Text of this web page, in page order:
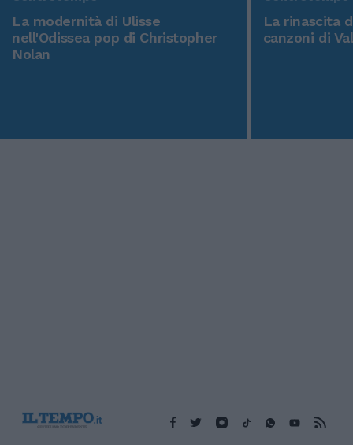
La modernità di Ulisse
nell'Odissea pop di Christopher
Nolan
La rinascita
canzoni di